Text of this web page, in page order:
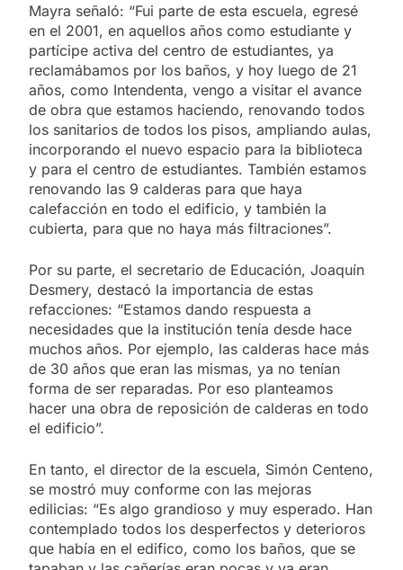
Mayra señaló: “Fui parte de esta escuela, egresé
en el 2001, en aquellos años como estudiante y
partícipe activa del centro de estudiantes, ya
reclamábamos por los baños, y hoy luego de 21
años, como Intendenta, vengo a visitar el avance
de obra que estamos haciendo, renovando todos
los sanitarios de todos los pisos, ampliando aulas,
incorporando el nuevo espacio para la biblioteca
y para el centro de estudiantes. También estamos
renovando las 9 calderas para que haya
calefacción en todo el edificio, y también la
cubierta, para que no haya más filtraciones”.
Por su parte, el secretario de Educación, Joaquín
Desmery, destacó la importancia de estas
refacciones: “Estamos dando respuesta a
necesidades que la institución tenía desde hace
muchos años. Por ejemplo, las calderas hace más
de 30 años que eran las mismas, ya no tenían
forma de ser reparadas. Por eso planteamos
hacer una obra de reposición de calderas en todo
el edificio”.
En tanto, el director de la escuela, Simón Centeno,
se mostró muy conforme con las mejoras
edilicias: “Es algo grandioso y muy esperado. Han
contemplado todos los desperfectos y deterioros
que había en el edifico, como los baños, que se